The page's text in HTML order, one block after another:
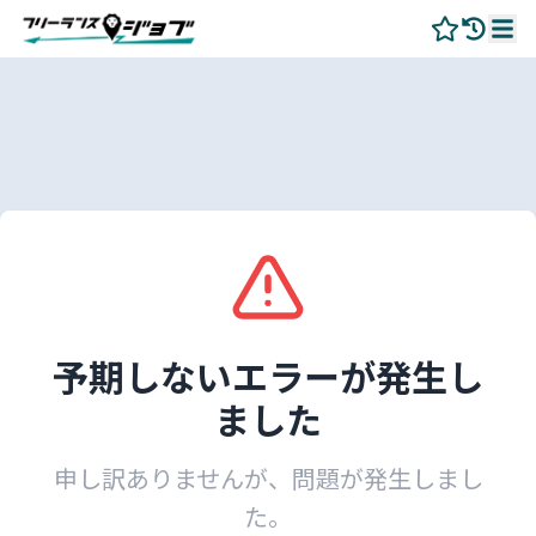
予期しないエラーが発生し
ました
申し訳ありませんが、問題が発生しまし
た。